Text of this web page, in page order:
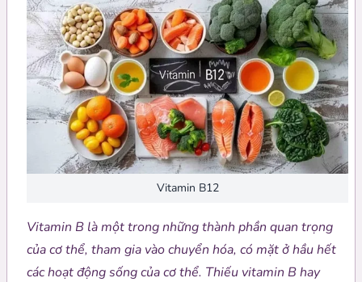
Vitamin B12
Vitamin B là một trong những thành phần quan trọng
của cơ thể, tham gia vào chuyển hóa, có mặt ở hầu hết
các hoạt động sống của cơ thể. Thiếu vitamin B hay